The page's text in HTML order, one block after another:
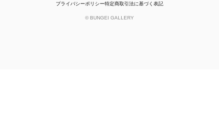
プライバシーポリシー特定商取引法に基づく表記
© BUNGEI GALLERY